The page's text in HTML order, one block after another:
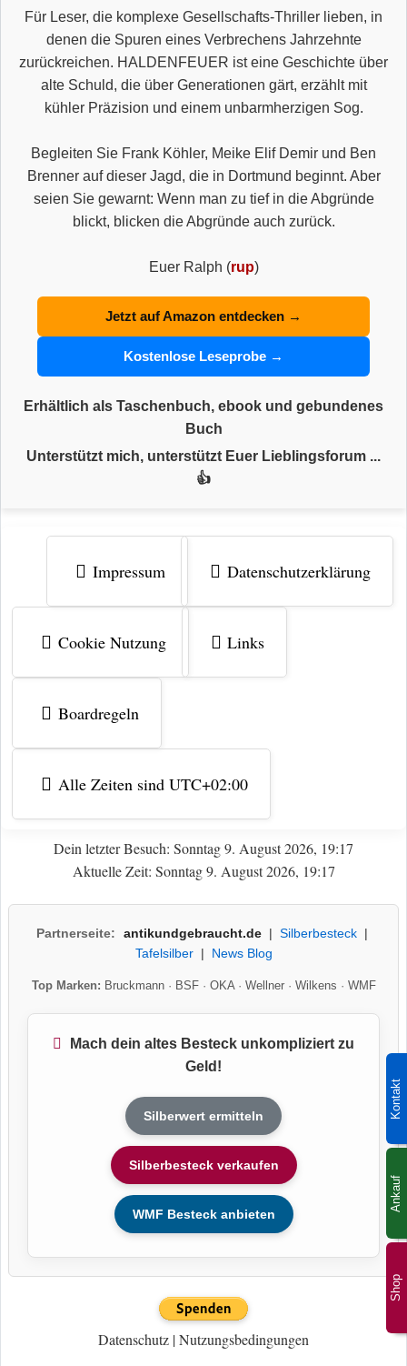
Shop
Kontakt
Ankauf
Für Leser, die komplexe Gesellschafts-Thriller lieben, in
denen die Spuren eines Verbrechens Jahrzehnte
zurückreichen. HALDENFEUER ist eine Geschichte über
alte Schuld, die über Generationen gärt, erzählt mit
kühler Präzision und einem unbarmherzigen Sog.
Begleiten Sie Frank Köhler, Meike Elif Demir und Ben
Brenner auf dieser Jagd, die in Dortmund beginnt. Aber
seien Sie gewarnt: Wenn man zu tief in die Abgründe
blickt, blicken die Abgründe auch zurück.
Euer Ralph (rup)
Jetzt auf Amazon entdecken →
Kostenlose Leseprobe →
Erhältlich als Taschenbuch, ebook und gebundenes
Buch
Unterstützt mich, unterstützt Euer Lieblingsforum ...
👍
Impressum Datenschutzerklärung
Cookie Nutzung Links
Boardregeln
Alle Zeiten sind UTC+02:00
Dein letzter Besuch: Sonntag 9. August 2026, 19:17
Aktuelle Zeit: Sonntag 9. August 2026, 19:17
Partnerseite: antikundgebraucht.de| Silberbesteck|
Tafelsilber| News Blog
Top Marken: Bruckmann· BSF· OKA· Wellner· Wilkens · WMF
Mach dein altes Besteck unkompliziert zu
Geld!
Silberwert ermitteln
Silberbesteck verkaufen
WMF Besteck anbieten
Datenschutz |Nutzungsbedingungen